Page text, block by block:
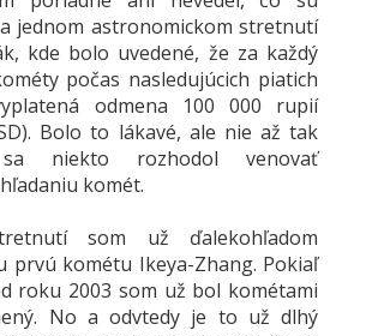
jednom astronomickom stretnutí
kde bolo uvedené, že za každý
počas nasledujúcich piatich
odmena 100 000 rupií
Bolo to lákavé, ale nie až tak
niekto rozhodol venovať
komét.
som už ďalekohľadom
prvú kométu Ikeya-Zhang. Pokiaľ
roku 2003 som už bol kométami
No a odvtedy je to už dlhý